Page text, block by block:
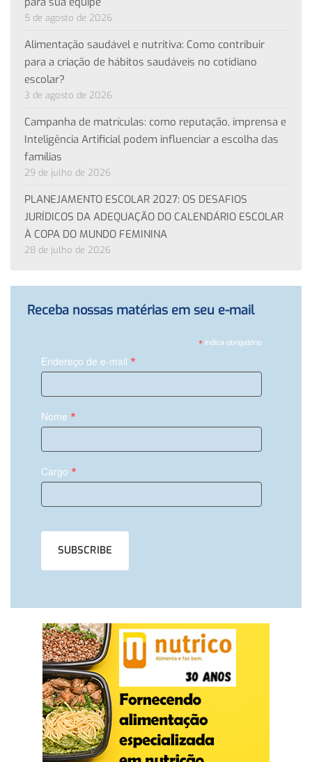
5 de agosto de 2026
Alimentação saudável e nutritiva: Como contribuir
para a criação de hábitos saudáveis no cotidiano
escolar?
3 de agosto de 2026
Campanha de matrículas: como reputação, imprensa e
Inteligência Artificial podem influenciar a escolha das
famílias
29 de julho de 2026
PLANEJAMENTO ESCOLAR 2027: OS DESAFIOS
JURÍDICOS DA ADEQUAÇÃO DO CALENDÁRIO ESCOLAR
À COPA DO MUNDO FEMININA
28 de julho de 2026
Receba nossas matérias em seu e-mail
*indica obrigatório
Endereço de e-mail *
Nome *
Cargo *